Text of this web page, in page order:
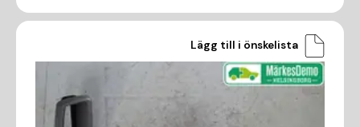
Lägg till i önskelista